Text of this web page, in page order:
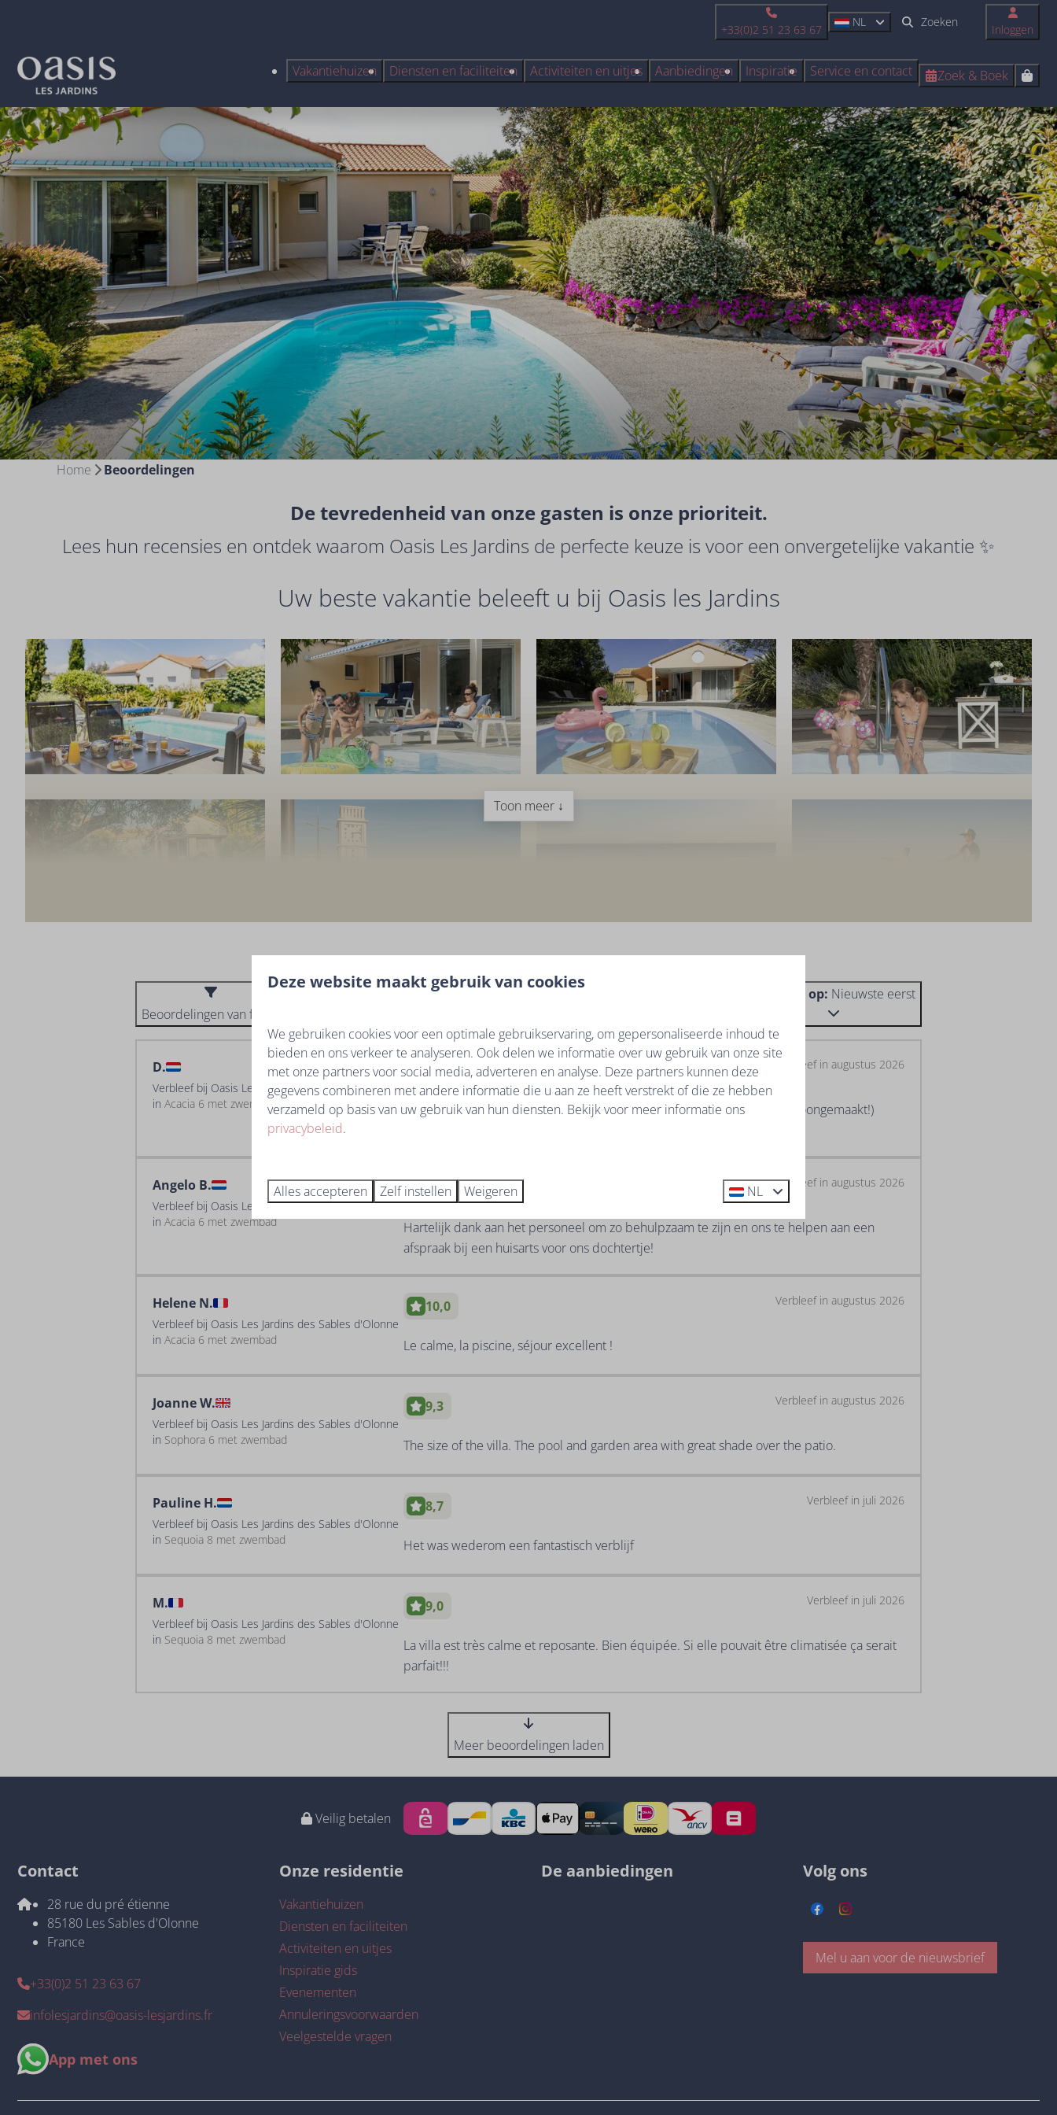
+33(0)2 51 23 63 67
NL
Inloggen
Vakantiehuizen Diensten en faciliteiten Activiteiten en uitjes Aanbiedingen Inspiratie Service en contact Zoek & Boek
Home Beoordelingen
De tevredenheid van onze gasten is onze prioriteit.
Lees hun recensies en ontdek waarom Oasis Les Jardins de perfecte keuze is voor een onvergetelijke vakantie ✨
Uw beste vakantie beleeft u bij Oasis les Jardins
Toon meer ↓
Beoordelingen van filters
Sorteren op: Nieuwste eerst
D.
Verbleef bij Oasis Les Jardins des Sables d'Olonne
in Acacia 6 met zwembad
9,0 Verbleef in augustus 2026
Huis, de bedden, de ligging, t zwembad (fijn dat t tussendoor wordt schoongemaakt!)
Angelo B.
Verbleef bij Oasis Les Jardins des Sables d'Olonne
in Acacia 6 met zwembad
9,2 Verbleef in augustus 2026
Hartelijk dank aan het personeel om zo behulpzaam te zijn en ons te helpen aan een
afspraak bij een huisarts voor ons dochtertje!
Helene N.
Verbleef bij Oasis Les Jardins des Sables d'Olonne
in Acacia 6 met zwembad
10,0 Verbleef in augustus 2026
Le calme, la piscine, séjour excellent !
Joanne W.
Verbleef bij Oasis Les Jardins des Sables d'Olonne
in Sophora 6 met zwembad
9,3 Verbleef in augustus 2026
The size of the villa. The pool and garden area with great shade over the patio.
Pauline H.
Verbleef bij Oasis Les Jardins des Sables d'Olonne
in Sequoia 8 met zwembad
8,7 Verbleef in juli 2026
Het was wederom een fantastisch verblijf
M.
Verbleef bij Oasis Les Jardins des Sables d'Olonne
in Sequoia 8 met zwembad
9,0 Verbleef in juli 2026
La villa est très calme et reposante. Bien équipée. Si elle pouvait être climatisée ça serait
parfait!!!
Meer beoordelingen laden
Veilig betalen
Contact
28 rue du pré étienne
85180 Les Sables d'Olonne
France
+33(0)2 51 23 63 67
infolesjardins@oasis-lesjardins.fr
App met ons
Onze residentie
Vakantiehuizen
Diensten en faciliteiten
Activiteiten en uitjes
Inspiratie gids
Evenementen
Annuleringsvoorwaarden
Veelgestelde vragen
De aanbiedingen Volg ons
Mel u aan voor de nieuwsbrief
Deze website maakt gebruik van cookies
We gebruiken cookies voor een optimale gebruikservaring, om gepersonaliseerde inhoud te
bieden en ons verkeer te analyseren. Ook delen we informatie over uw gebruik van onze site
met onze partners voor social media, adverteren en analyse. Deze partners kunnen deze
gegevens combineren met andere informatie die u aan ze heeft verstrekt of die ze hebben
verzameld op basis van uw gebruik van hun diensten. Bekijk voor meer informatie ons
privacybeleid.
Alles accepteren Zelf instellen Weigeren NL